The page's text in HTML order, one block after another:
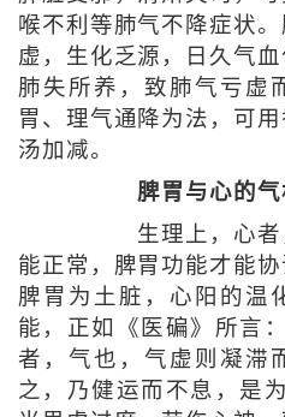
喉不利等肺气不降症状
虚，生化乏源，日久气
肺失所养，致肺气亏虚
胃、理气通降为法，可
汤加减。
脾胃与心的
生理上，心者
能正常，脾胃功能才能
脾胃为土脏，心阳的温
能，正如《医碥》所言
者，气也，气虚则凝滞
之，乃健运而不息，是